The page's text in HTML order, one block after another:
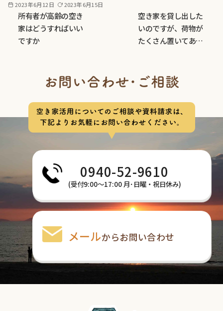
2023年6月12日 2023年6月15日
所有者が高齢の空き
家はどうすればいい
ですか
空き家を貸し出した
いのですが、荷物が
たくさん置いてあり
0940-52-9610
(受付9:00〜17:00 月･日曜・祝日休み)
メールからお問い合わせ